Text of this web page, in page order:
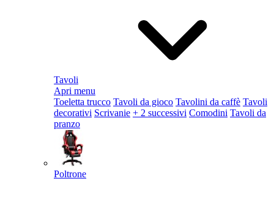
Tavoli
Apri menu
Toeletta trucco Tavoli da gioco Tavolini da caffè Tavoli
decorativi Scrivanie + 2 successivi Comodini Tavoli da
pranzo
Poltrone